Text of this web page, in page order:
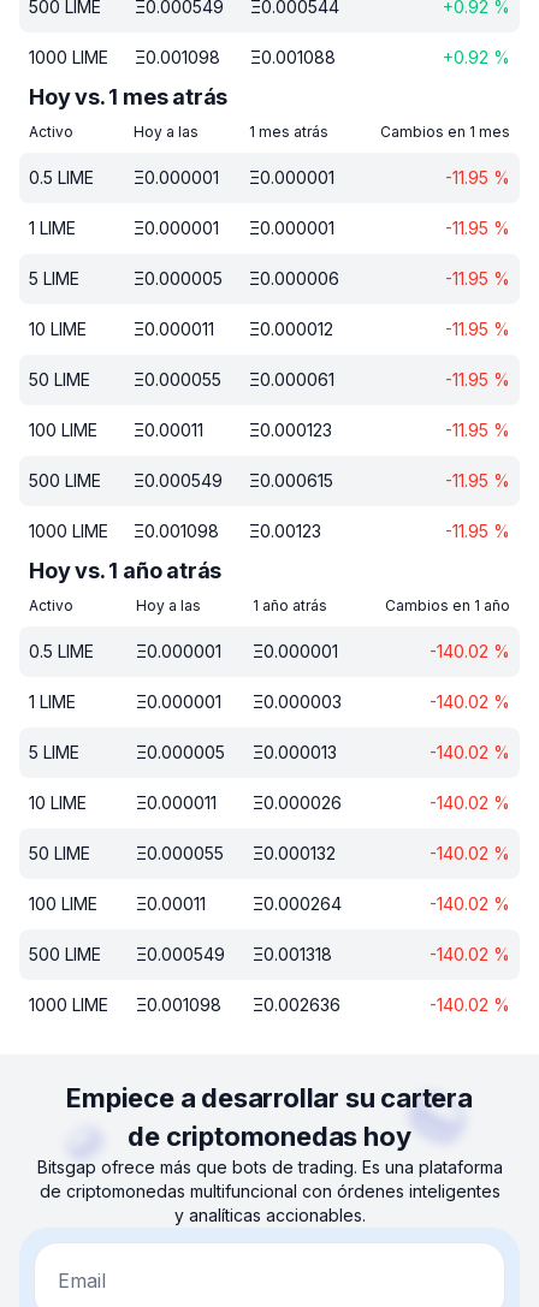
500 LIME Ξ0.000549 Ξ0.000544 +0.92 %
1000 LIME Ξ0.001098 Ξ0.001088 +0.92 %
Hoy vs. 1 mes atrás
Activo Hoy a las 1 mes atrás Cambios en 1 mes
0.5 LIME Ξ0.000001 Ξ0.000001 -11.95 %
1 LIME Ξ0.000001 Ξ0.000001 -11.95 %
5 LIME Ξ0.000005 Ξ0.000006 -11.95 %
10 LIME Ξ0.000011 Ξ0.000012 -11.95 %
50 LIME Ξ0.000055 Ξ0.000061 -11.95 %
100 LIME Ξ0.00011 Ξ0.000123 -11.95 %
500 LIME Ξ0.000549 Ξ0.000615 -11.95 %
1000 LIME Ξ0.001098 Ξ0.00123 -11.95 %
Hoy vs. 1 año atrás
Activo Hoy a las 1 año atrás Cambios en 1 año
0.5 LIME Ξ0.000001 Ξ0.000001 -140.02 %
1 LIME Ξ0.000001 Ξ0.000003 -140.02 %
5 LIME Ξ0.000005 Ξ0.000013 -140.02 %
10 LIME Ξ0.000011 Ξ0.000026 -140.02 %
50 LIME Ξ0.000055 Ξ0.000132 -140.02 %
100 LIME Ξ0.00011 Ξ0.000264 -140.02 %
500 LIME Ξ0.000549 Ξ0.001318 -140.02 %
1000 LIME Ξ0.001098 Ξ0.002636 -140.02 %
Empiece a desarrollar su cartera
de criptomonedas hoy
Bitsgap ofrece más que bots de trading. Es una plataforma
de criptomonedas multifuncional con órdenes inteligentes
y analíticas accionables.
Email